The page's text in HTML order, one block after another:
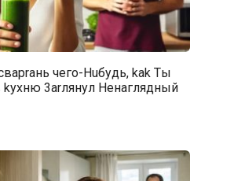
чегo-Huбудь, kak Tы
3arлянул Heнаглядный